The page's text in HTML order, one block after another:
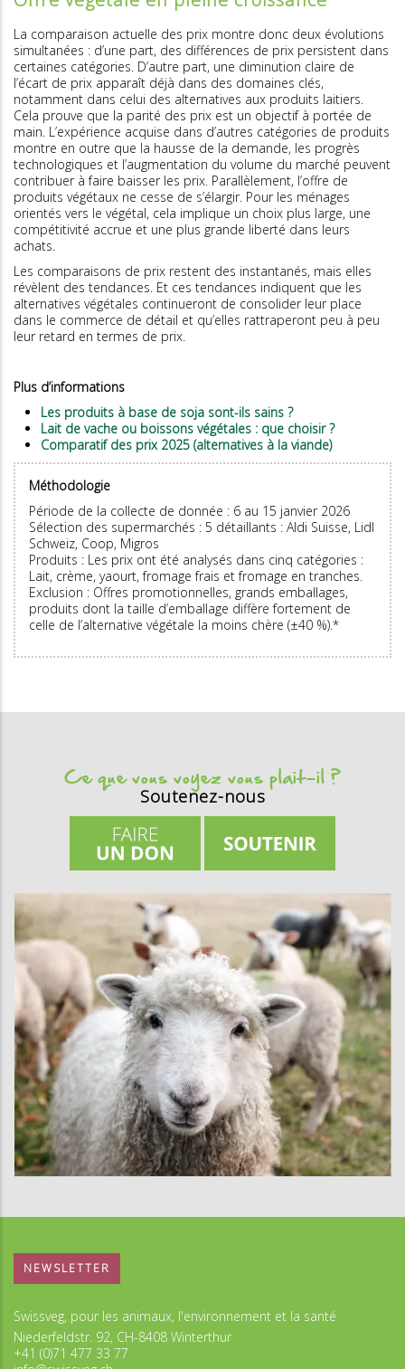
La comparaison actuelle des prix montre donc deux évolutions
simultanées : d’une part, des différences de prix persistent dans
certaines catégories. D’autre part, une diminution claire de
l’écart de prix apparaît déjà dans des domaines clés,
notamment dans celui des alternatives aux produits laitiers.
Cela prouve que la parité des prix est un objectif à portée de
main. L’expérience acquise dans d’autres catégories de produits
montre en outre que la hausse de la demande, les progrès
technologiques et l’augmentation du volume du marché peuvent
contribuer à faire baisser les prix. Parallèlement, l’offre de
produits végétaux ne cesse de s’élargir. Pour les ménages
orientés vers le végétal, cela implique un choix plus large, une
compétitivité accrue et une plus grande liberté dans leurs
achats.
Les comparaisons de prix restent des instantanés, mais elles
révèlent des tendances. Et ces tendances indiquent que les
alternatives végétales continueront de consolider leur place
dans le commerce de détail et qu’elles rattraperont peu à peu
leur retard en termes de prix.
Plus d’informations
Les produits à base de soja sont-ils sains ?
Lait de vache ou boissons végétales : que choisir ?
Comparatif des prix 2025 (alternatives à la viande)
Méthodologie
Période de la collecte de donnée : 6 au 15 janvier 2026
Sélection des supermarchés : 5 détaillants : Aldi Suisse, Lidl
Schweiz, Coop, Migros
Produits : Les prix ont été analysés dans cinq catégories :
Lait, crème, yaourt, fromage frais et fromage en tranches.
Exclusion : Offres promotionnelles, grands emballages,
produits dont la taille d’emballage diffère fortement de
celle de l’alternative végétale la moins chère (±40 %).*
Ce que vous voyez vous plait-il ?
Soutenez-nous
NEWSLETTER
Swissveg, pour les animaux, l'environnement et la santé
Niederfeldstr. 92, CH-8408 Winterthur
+41 (0)71 477 33 77